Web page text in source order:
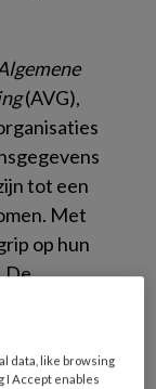
(AVG),
tot een
Met
op hun
De
de
waar
data, like browsing
I Accept enables